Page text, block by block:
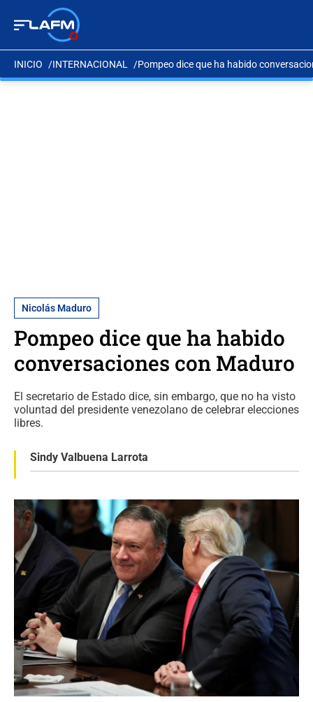
INICIO INTERNACIONAL Pompeo dice que ha habido
Nicolás Maduro
Pompeo dice que ha habido
conversaciones con Maduro
El secretario de Estado dice, sin embargo, que no ha visto
voluntad del presidente venezolano de celebrar elecciones
libres.
Sindy Valbuena Larrota